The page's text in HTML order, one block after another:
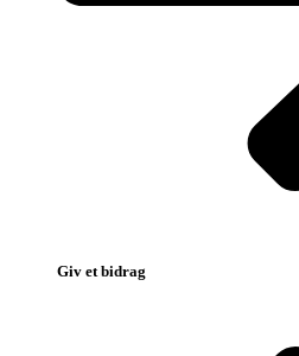
Giv et bidrag